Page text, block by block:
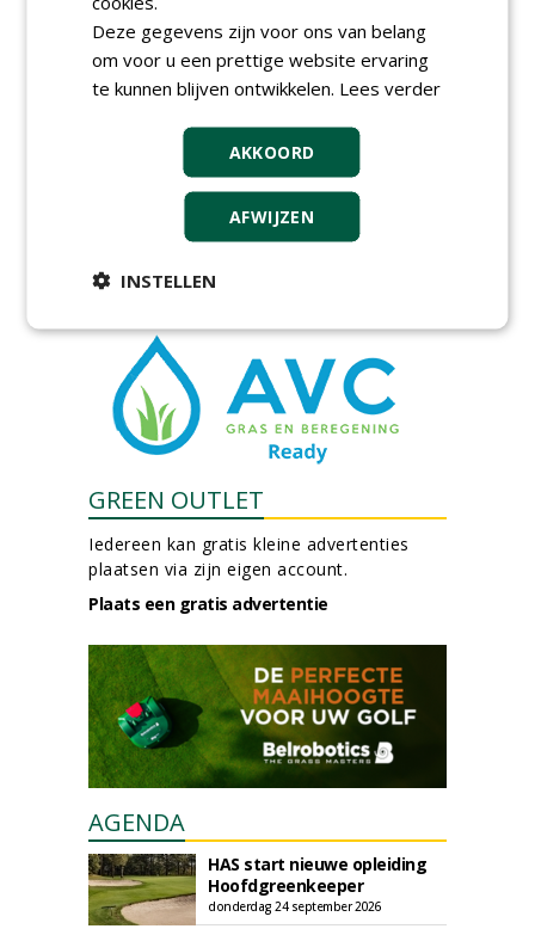
(fulltime) bij DSV zaden
Nederland B.V.
06-08-2026, Ven Zelderheide
Boomtotaalzorg32-40 uur
30-07-2026, Schalkwijk
Boominspecteur bij
Boomtotaalzorg24-40 uur
30-07-2026, Schalkwijk
meer Groene Banen
GREEN OUTLET
Iedereen kan gratis kleine advertenties
plaatsen via zijn eigen account.
Plaats een gratis advertentie
AGENDA
HAS start nieuwe opleiding
Hoofdgreenkeeper
donderdag 24 september 2026
Deze gegevens zijn voor ons van belang
om voor u een prettige website ervaring
te kunnen blijven ontwikkelen. Lees verder
AKKOORD
AFWIJZEN
INSTELLEN